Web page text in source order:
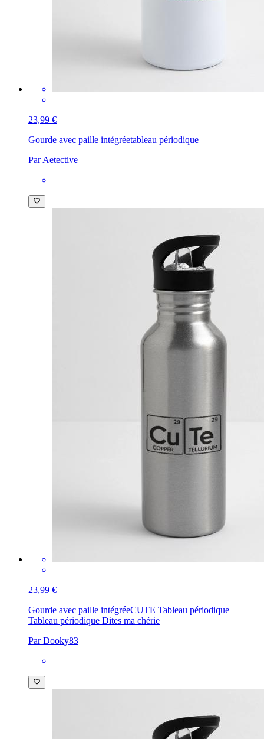
23,99 €
Gourde avec paille intégréetableau périodique
Par Aetective
23,99 €
Gourde avec paille intégréeCUTE Tableau périodique
Tableau périodique Dites ma chérie
Par Dooky83